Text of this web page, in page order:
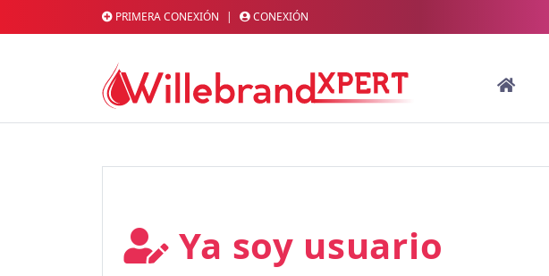
PRIMERA CONEXIÓN | CONEXIÓN
Ya soy usuario